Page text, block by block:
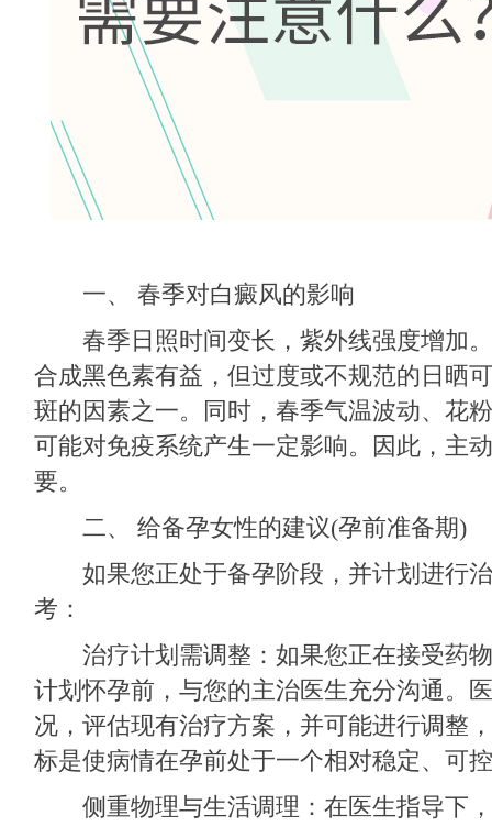
一、 春季对白癜风的影响
春季日照时间变长，紫外线强度增加。
合成黑色素有益，但过度或不规范的日晒
斑的因素之一。同时，春季气温波动、花
可能对免疫系统产生一定影响。因此，主
要。
二、 给备孕女性的建议(孕前准备期)
如果您正处于备孕阶段，并计划进行治
考：
治疗计划需调整：如果您正在接受药物
计划怀孕前，与您的主治医生充分沟通。
况，评估现有治疗方案，并可能进行调整
标是使病情在孕前处于一个相对稳定、可
侧重物理与生活调理：在医生指导下，